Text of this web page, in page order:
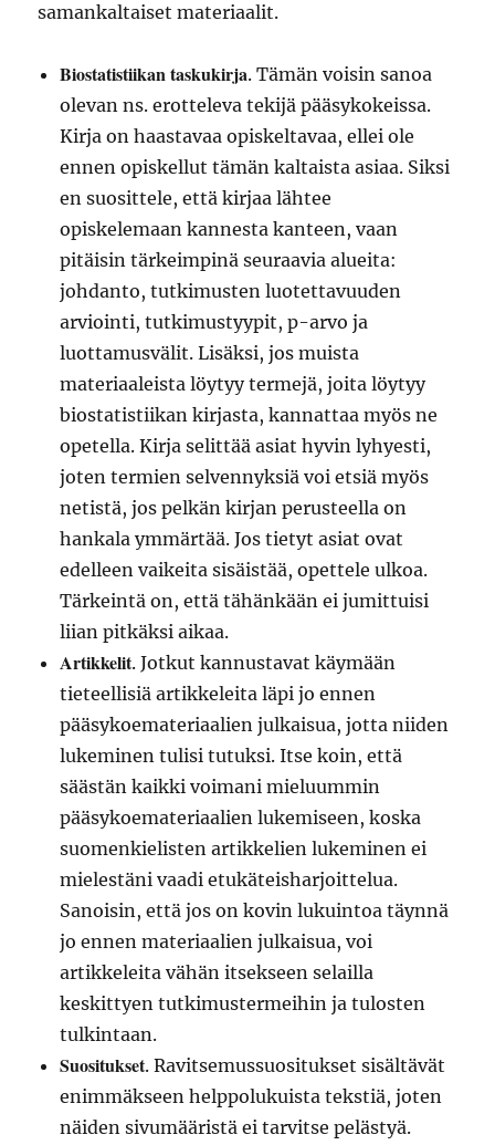
samankaltaiset materiaalit.
Biostatistiikan taskukirja. Tämän voisin sanoa
olevan ns. erotteleva tekijä pääsykokeissa.
Kirja on haastavaa opiskeltavaa, ellei ole
ennen opiskellut tämän kaltaista asiaa. Siksi
en suosittele, että kirjaa lähtee
opiskelemaan kannesta kanteen, vaan
pitäisin tärkeimpinä seuraavia alueita:
johdanto, tutkimusten luotettavuuden
arviointi, tutkimustyypit, p-arvo ja
luottamusvälit. Lisäksi, jos muista
materiaaleista löytyy termejä, joita löytyy
biostatistiikan kirjasta, kannattaa myös ne
opetella. Kirja selittää asiat hyvin lyhyesti,
joten termien selvennyksiä voi etsiä myös
netistä, jos pelkän kirjan perusteella on
hankala ymmärtää. Jos tietyt asiat ovat
edelleen vaikeita sisäistää, opettele ulkoa.
Tärkeintä on, että tähänkään ei jumittuisi
liian pitkäksi aikaa.
Artikkelit. Jotkut kannustavat käymään
tieteellisiä artikkeleita läpi jo ennen
pääsykoemateriaalien julkaisua, jotta niiden
lukeminen tulisi tutuksi. Itse koin, että
säästän kaikki voimani mieluummin
pääsykoemateriaalien lukemiseen, koska
suomenkielisten artikkelien lukeminen ei
mielestäni vaadi etukäteisharjoittelua.
Sanoisin, että jos on kovin lukuintoa täynnä
jo ennen materiaalien julkaisua, voi
artikkeleita vähän itsekseen selailla
keskittyen tutkimustermeihin ja tulosten
tulkintaan.
Suositukset. Ravitsemussuositukset sisältävät
enimmäkseen helppolukuista tekstiä, joten
näiden sivumääristä ei tarvitse pelästyä.